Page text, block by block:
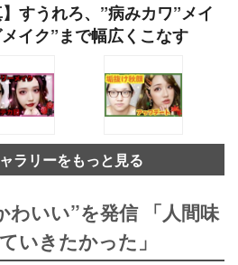
】すうれろ、”病みカワ”メイ
イク”まで幅広くこなす
ラリーをもっと見る
わいい”を発信 「人間味
いきたかった」